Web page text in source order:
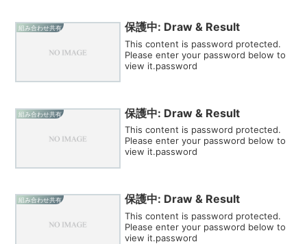
組み合わせ共有 保護中: Draw & Result
This content is password protected.
Please enter your password below to
view it.password
組み合わせ共有 保護中: Draw & Result
This content is password protected.
Please enter your password below to
view it.password
組み合わせ共有 保護中: Draw & Result
This content is password protected.
Please enter your password below to
view it.password